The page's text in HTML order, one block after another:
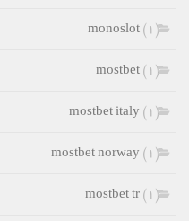
monoslot(1)
mostbet(1)
mostbet italy (1)
mostbet norway (1)
mostbet tr(1)